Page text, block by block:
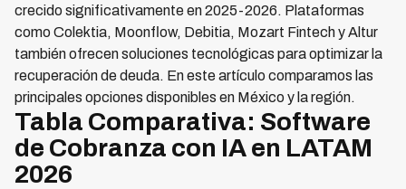
crecido significativamente en 2025-2026. Plataformas
como Colektia, Moonflow, Debitia, Mozart Fintech y Altur
también ofrecen soluciones tecnológicas para optimizar la
recuperación de deuda. En este artículo comparamos las
principales opciones disponibles en México y la región.
Tabla Comparativa: Software
de Cobranza con IA en LATAM
2026